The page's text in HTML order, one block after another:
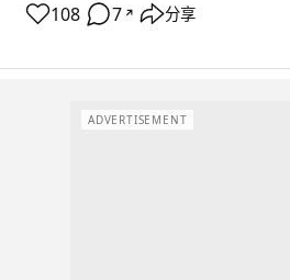
108 7 ↗ 分享
ADVERTISEMENT